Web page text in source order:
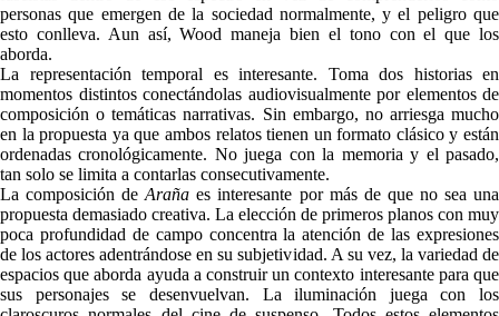
personas que emergen de la sociedad normalmente, y el peligro que
esto conlleva. Aun así, Wood maneja bien el tono con el que los
aborda.
La representación temporal es interesante. Toma dos historias en
momentos distintos conectándolas audiovisualmente por elementos de
composición o temáticas narrativas. Sin embargo, no arriesga mucho
en la propuesta ya que ambos relatos tienen un formato clásico y están
ordenadas cronológicamente. No juega con la memoria y el pasado,
tan solo se limita a contarlas consecutivamente.
La composición deAraña es interesante por más de que no sea una
propuesta demasiado creativa. La elección de primeros planos con muy
poca profundidad de campo concentra la atención de las expresiones
de los actores adentrándose en su subjetividad. A su vez, la variedad de
espacios que aborda ayuda a construir un contexto interesante para que
sus personajes se desenvuelvan. La iluminación juega con los